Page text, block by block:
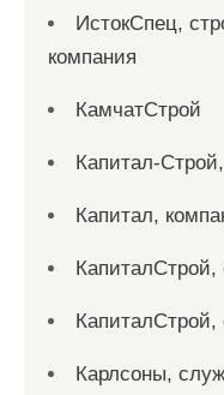
ИстокСпец,
компания
КамчатСтрой
Капитал-
Капитал,
КапиталСтрой,
КапиталСтрой,
Карлсоны,